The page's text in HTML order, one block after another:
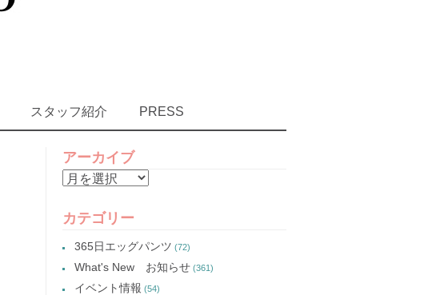
スタッフ紹介 PRESS
アーカイブ
ア
カ
カテゴリー
365日エッグパンツ (72)
What's New お知らせ (361)
イベント情報 (54)